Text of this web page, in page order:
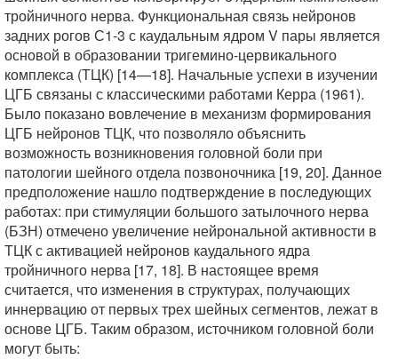
тройничного нерва. Функциональная связь нейронов
задних рогов С1-3 с каудальным ядром V пары является
основой в образовании тригемино-цервикального
комплекса (ТЦК) [14—18]. Начальные успехи в изучении
ЦГБ связаны с классическими работами Керра (1961).
Было показано вовлечение в механизм формирования
ЦГБ нейронов ТЦК, что позволяло объяснить
возможность возникновения головной боли при
патологии шейного отдела позвоночника [19, 20]. Данное
предположение нашло подтверждение в последующих
работах: при стимуляции большого затылочного нерва
(БЗН) отмечено увеличение нейрональной активности в
ТЦК с активацией нейронов каудального ядра
тройничного нерва [17, 18]. В настоящее время
считается, что изменения в структурах, получающих
иннервацию от первых трех шейных сегментов, лежат в
основе ЦГБ. Таким образом, источником головной боли
могут быть: